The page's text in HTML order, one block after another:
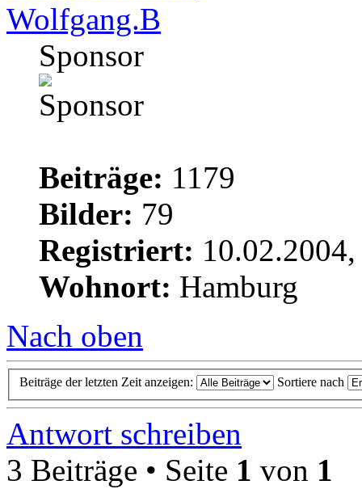
Wolfgang.B
Sponsor
Beiträge: 1179
Bilder: 79
Registriert:
Wohnort: Hamburg
Nach oben
Beiträge der letzten Zeit anzeigen: Sortiere nach
Antwort schreiben
3 Beiträge • Seite 1 von 1